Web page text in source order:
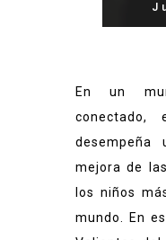
En un
conectado,
mejora de
los niños
mundo. En